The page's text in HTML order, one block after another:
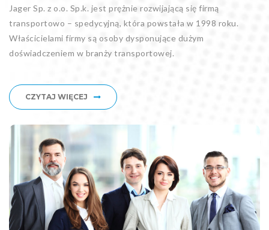
Jager Sp. z o.o. Sp.k. jest prężnie rozwijającą się firmą
transportowo – spedycyjną, która powstała w 1998 roku.
Właścicielami firmy są osoby dysponujące dużym
doświadczeniem w branży transportowej.
CZYTAJ WIĘCEJ